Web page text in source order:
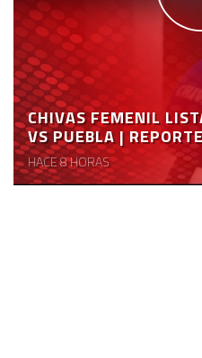
CHIVAS FEMENIL
VS PUEBLA |
HACE 8 HORAS